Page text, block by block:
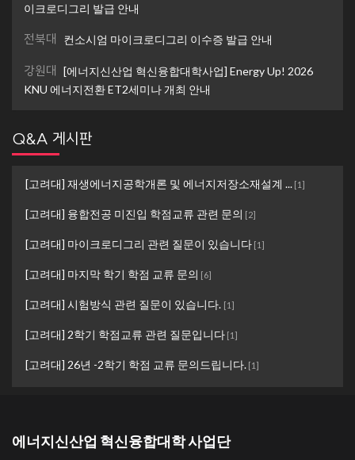
이크로디그리 발급 안내
전북대 컨소시엄 마이크로디그리 이수증 발급 안내
강원대 [에너지신산업 혁신융합대학사업] Energy Up! 2026
KNU 에너지전환 ET2세미나 개최 안내
Q&A 게시판
[고려대] 재생에너지공학개론 및 에너지저장소재설계 ... [1]
[고려대] 융합전공 미진입 학점교류 관련 문의 [2]
[고려대] 마이크로디그리 관련 질문이 있습니다 [1]
[고려대] 마지막 학기 학점 교류 문의 [6]
[고려대] 시험방식 관련 질문이 있습니다. [1]
[고려대] 2학기 학점교류 관련 질문입니다 [1]
[고려대] 26년 -2학기 학점 교류 문의드립니다. [1]
에너지신산업 혁신융합대학 사업단